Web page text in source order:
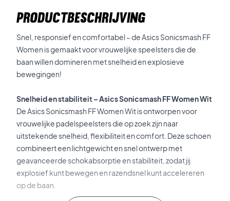
PRODUCTBESCHRIJVING
Snel, responsief en comfortabel – de Asics Sonicsmash FF
Women is gemaakt voor vrouwelijke speelsters die de
baan willen domineren met snelheid en explosieve
bewegingen!
Snelheid en stabiliteit – Asics Sonicsmash FF Women Wit
De Asics Sonicsmash FF Women Wit is ontworpen voor
vrouwelijke padelspeelsters die op zoek zijn naar
uitstekende snelheid, flexibiliteit en comfort. Deze schoen
combineert een lichtgewicht en snel ontwerp met
geavanceerde schokabsorptie en stabiliteit, zodat jij
explosief kunt bewegen en razendsnel kunt accelereren
op de baan.